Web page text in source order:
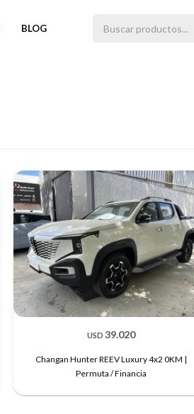
BLOG
USD 39.020
Changan Hunter REEV Luxury 4x2 0KM |
Permuta / Financia